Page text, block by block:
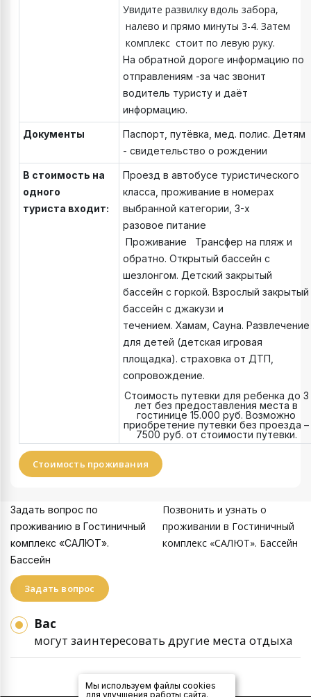
Увидите развилку вдоль забора,
налево и прямо минуты 3-4. Затем
комплекс стоит по левую руку.
На обратной дороге информацию по
отправлениям -за час звонит
водитель туристу и даёт
информацию.
Документы
Паспорт, путёвка, мед. полис. Детям
- свидетельство о рождении
В стоимость на
одного
туриста входит:
Проезд в автобусе туристического
класса, проживание в номерах
выбранной категории, 3-х
разовое питание
Проживание Трансфер на пляж и
обратно. Открытый бассейн с
шезлонгом. Детский закрытый
бассейн с горкой. Взрослый закрытый
бассейн с джакузи и
течением. Хамам, Сауна. Развлечение
для детей (детская игровая
площадка). страховка от ДТП,
сопровождение.
Стоимость путевки для ребенка до 3
лет без предоставления места в
гостинице 15.000 руб. Возможно
приобретение путевки без проезда –
7500 руб. от стоимости путевки.
Стоимость проживания
Задать вопрос по
проживанию в Гостиничный
комплекс «САЛЮТ».
Бассейн
Задать вопрос
Позвонить и узнать о
проживании в Гостиничный
комплекс «САЛЮТ». Бассейн
Вас
могут заинтересовать другие места отдыха
Мы используем файлы cookies
для улучшения работы сайта.